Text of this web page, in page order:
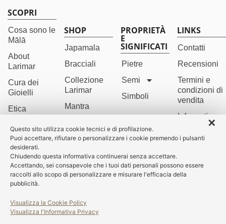
SCOPRI
Cosa sono le
Mālā
About
Larimar
Cura dei
Gioielli
Etica
Chi è
Namamālā
SHOP
Japamala
Bracciali
Collezione
Larimar
Mantra
Orecchini
Last Call
PROPRIETÀ
E
SIGNIFICATI
Pietre
Semi
Simboli
LINKS
Contatti
Recensioni
Termini e
condizioni di
vendita
Informativa
sulla Privacy
Cookie
Credits
✕
Questo sito utilizza cookie tecnici e di profilazione.
Puoi accettare, rifiutare o personalizzare i cookie premendo i pulsanti
desiderati.
Chiudendo questa informativa continuerai senza accettare.
Accettando, sei consapevole che i tuoi dati personali possono essere
raccolti allo scopo di personalizzare e misurare l'efficacia della
pubblicità.
Visualizza la Cookie Policy
Visualizza l'Informativa Privacy